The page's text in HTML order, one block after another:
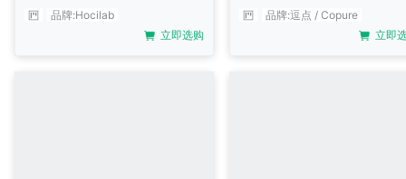
品牌:Hocilab
立即选购
品牌:逗点 / Copure
立即